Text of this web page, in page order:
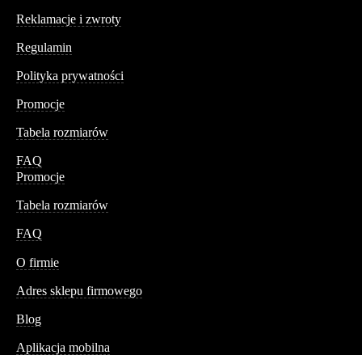
Reklamacje i zwroty
Regulamin
Polityka prywatności
Promocje
Tabela rozmiarów
FAQ
Promocje
Tabela rozmiarów
FAQ
O firmie
Adres sklepu firmowego
Blog
Aplikacja mobilna